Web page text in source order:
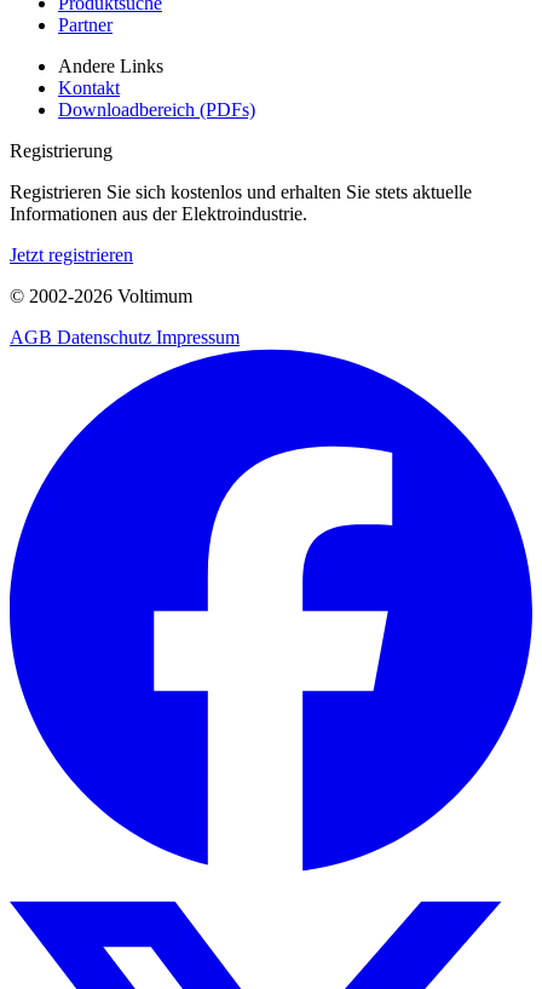
Partner
Andere Links
Kontakt
Downloadbereich (PDFs)
Registrierung
Registrieren Sie sich kostenlos und erhalten Sie stets aktuelle
Informationen aus der Elektroindustrie.
Jetzt registrieren
© 2002-2026 Voltimum
AGB Datenschutz Impressum